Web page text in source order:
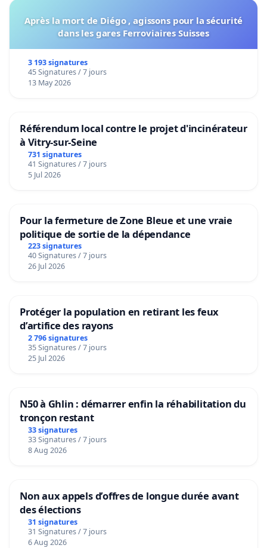
Après la mort de Diégo , agissons pour la sécurité
dans les gares Ferroviaires Suisses
3 193 signatures
45 Signatures / 7 jours
13 May 2026
Référendum local contre le projet d'incinérateur
à Vitry-sur-Seine
731 signatures
41 Signatures / 7 jours
5 Jul 2026
Pour la fermeture de Zone Bleue et une vraie
politique de sortie de la dépendance
223 signatures
40 Signatures / 7 jours
26 Jul 2026
Protéger la population en retirant les feux
d’artifice des rayons
2 796 signatures
35 Signatures / 7 jours
25 Jul 2026
N50 à Ghlin : démarrer enfin la réhabilitation du
tronçon restant
33 signatures
33 Signatures / 7 jours
8 Aug 2026
Non aux appels d’offres de longue durée avant
des élections
31 signatures
31 Signatures / 7 jours
6 Aug 2026